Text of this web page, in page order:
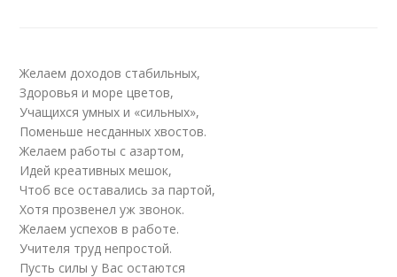
Желаем доходов стабильных,
Здоровья и море цветов,
Учащихся умных и «сильных»,
Поменьше несданных хвостов.
Желаем работы с азартом,
Идей креативных мешок,
Чтоб все оставались за партой,
Хотя прозвенел уж звонок.
Желаем успехов в работе.
Учителя труд непростой.
Пусть силы у Вас остаются